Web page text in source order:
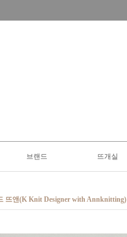
브랜드 뜨개실
뜨앤(K Knit Designer with Annknitting)